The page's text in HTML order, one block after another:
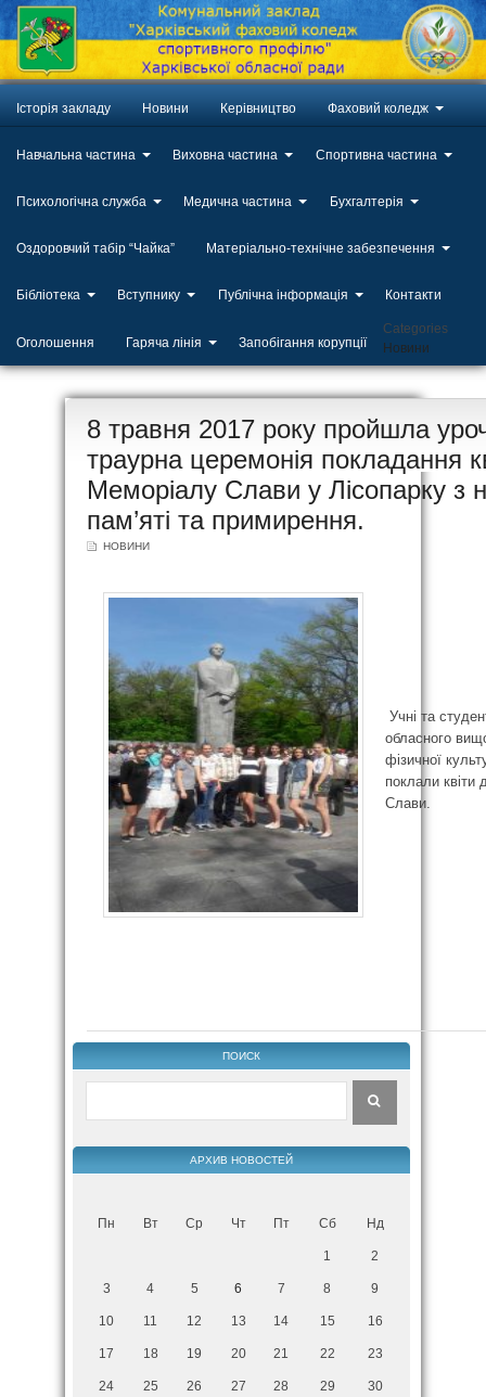
Історія закладу Новини Керівництво Фаховий коледж
Навчальна частина Виховна частина Спортивна частина
Психологічна служба Медична частина Бухгалтерія
Оздоровчий табір “Чайка” Матеріально-технічне забезпечення
Бібліотека Вступнику Публічна інформація Контакти
Оголошення Гаряча лінія Запобігання корупції
Categories
Новини
20
8 травня 2017 року пройшла
траурна церемонія покладання
Меморіалу Слави у Лісопарку з
пам’яті та примирення.
НОВИНИ
Учні та
обласного
фізичної
поклали квіти
Слави.
ПОИСК
АРХИВ НОВОСТЕЙ
Пн Вт Ср Чт Пт Сб Нд
1 2
3 4 5 6 7 8 9
10 11 12 13 14 15 16
17 18 19 20 21 22 23
24 25 26 27 28 29 30